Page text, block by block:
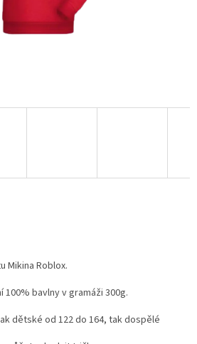
Mikina Roblox.
bavlny v gramáži 300g.
dětské od 122 do 164, tak dospělé